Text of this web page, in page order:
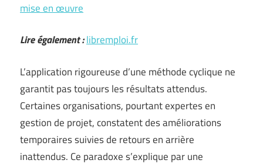
mise en œuvre
Lire également :libremploi.fr
L’application rigoureuse d’une méthode cyclique ne
garantit pas toujours les résultats attendus.
Certaines organisations, pourtant expertes en
gestion de projet, constatent des améliorations
temporaires suivies de retours en arrière
inattendus. Ce paradoxe s’explique par une